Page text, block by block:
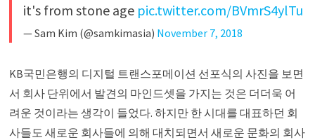
it's from stone age pic.twitter.com/BVmrS4ylTu
— Sam Kim (@samkimasia) November 7, 2018
KB국민은행의 디지털 트랜스포메이션 선포식의 사진을 보면
서 회사 단위에서 발견의 마인드셋을 가지는 것은 더더욱 어
려운 것이라는 생각이 들었다. 하지만 한 시대를 대표하던 회
사들도 새로운 회사들에 의해 대치되면서 새로운 문화의 회사